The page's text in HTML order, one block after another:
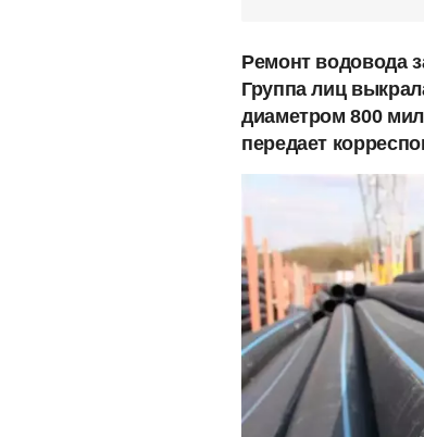
Ремонт водовода
Группа лиц
диаметром 800
передает